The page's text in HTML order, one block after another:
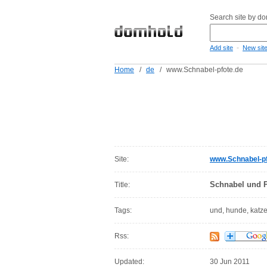
Search site by
Add site - New
Home / de / www.Schnabel-pfote.de
Site: www.Schnabel-
Title: Schnabel und
Tags: und, hunde,
Rss:
Updated: 30 Jun 2011